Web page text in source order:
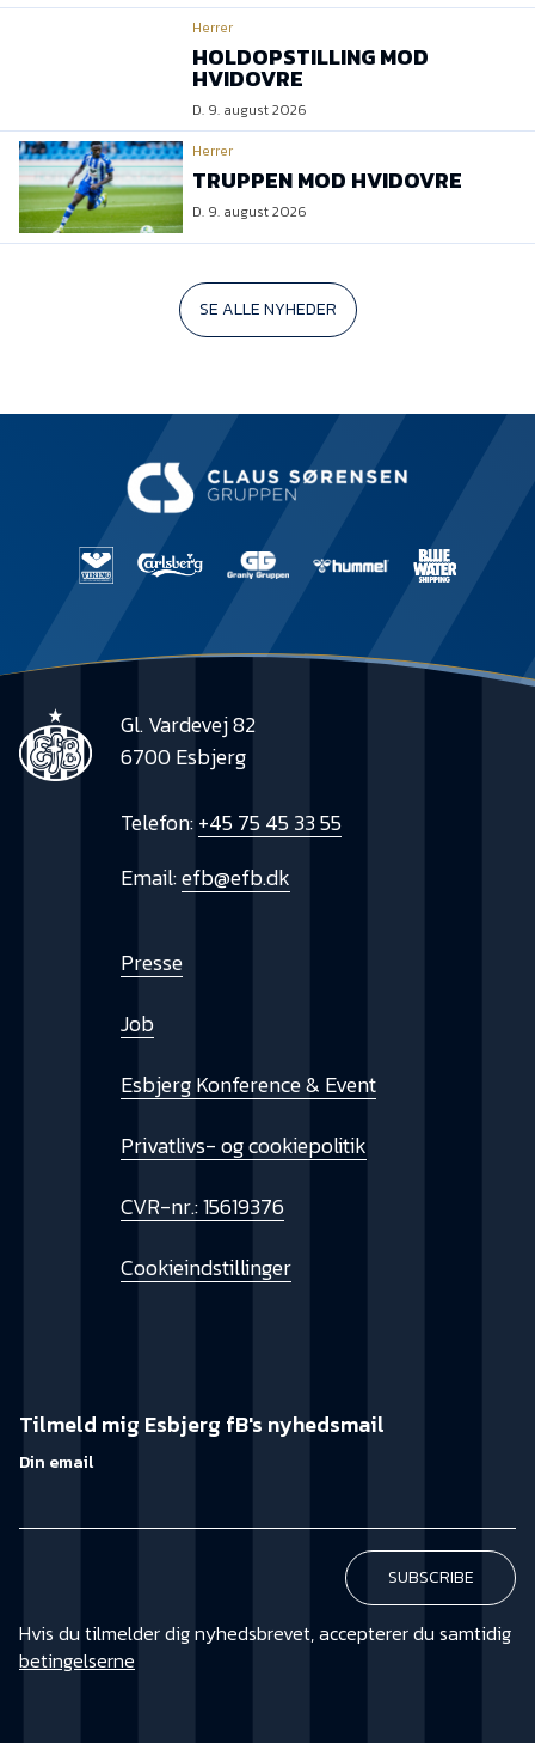
Herrer
HOLDOPSTILLING MOD
HVIDOVRE
D. 9. august 2026
Herrer
TRUPPEN MOD HVIDOVRE
D. 9. august 2026
SE ALLE NYHEDER
Gl. Vardevej 82
6700 Esbjerg
Telefon:+45 75 45 33 55
Email:efb@efb.dk
Presse
Job
Esbjerg Konference & Event
Privatlivs- og cookiepolitik
CVR-nr.: 15619376
Cookieindstillinger
Tilmeld mig Esbjerg fB's nyhedsmail
Din email
Hvis du tilmelder dig nyhedsbrevet, accepterer du samtidig
betingelserne